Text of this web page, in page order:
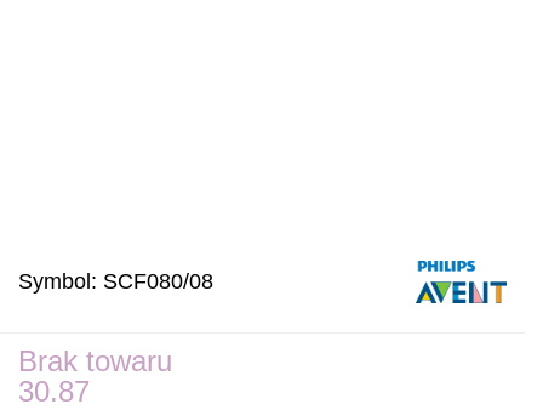
Symbol: SCF080/08
Brak towaru
30.87